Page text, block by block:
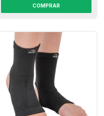
COMPRAR